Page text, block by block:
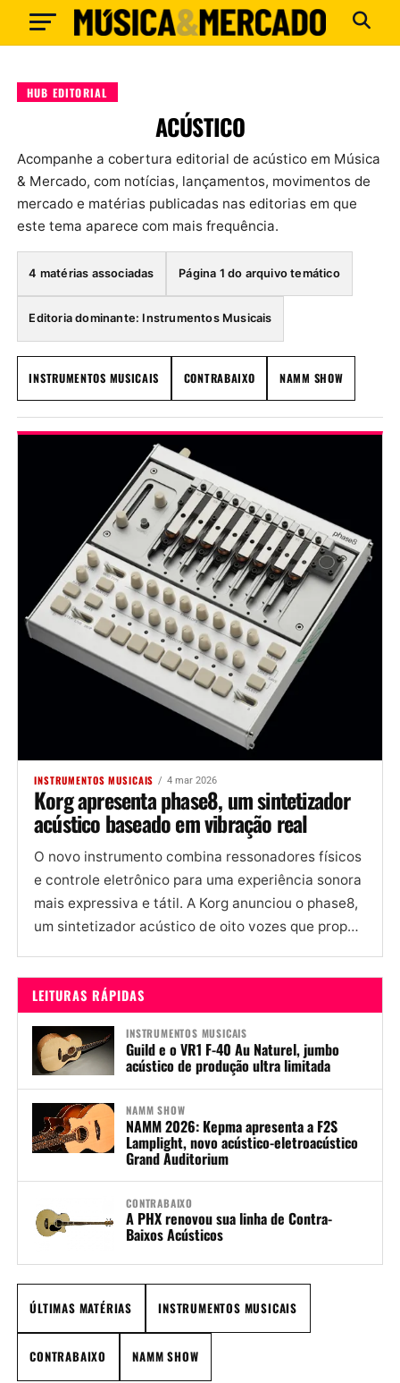
HUB EDITORIAL
ACÚSTICO
Acompanhe a cobertura editorial de acústico em Música
& Mercado, com notícias, lançamentos, movimentos de
mercado e matérias publicadas nas editorias em que
este tema aparece com mais frequência.
4 matérias associadas Página 1 do arquivo temático
Editoria dominante: Instrumentos Musicais
INSTRUMENTOS MUSICAIS CONTRABAIXO NAMM SHOW
INSTRUMENTOS MUSICAIS 4 mar 2026
Korg apresenta phase8, um sintetizador
acústico baseado em vibração real
O novo instrumento combina ressonadores físicos
e controle eletrônico para uma experiência sonora
mais expressiva e tátil. A Korg anunciou o phase8,
um sintetizador acústico de oito vozes que propõe
LEITURAS RÁPIDAS
INSTRUMENTOS MUSICAIS
Guild e o VR1 F-40 Au Naturel, jumbo
acústico de produção ultra limitada
NAMM SHOW
NAMM 2026: Kepma apresenta a F2S
Lamplight, novo acústico-eletroacústico
Grand Auditorium
CONTRABAIXO
A PHX renovou sua linha de Contra-
Baixos Acústicos
ÚLTIMAS MATÉRIAS INSTRUMENTOS MUSICAIS
CONTRABAIXO NAMM SHOW